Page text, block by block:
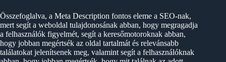
Összefoglalva, a Meta Description fontos eleme a SEO-nak,
mert segít a weboldal tulajdonosának abban, hogy megragadja
a felhasználók figyelmét, segít a keresőmotoroknak abban,
hogy jobban megértsék az oldal tartalmát és relevánsabb
találatokat jelenítsenek meg, valamint segít a felhasználóknak